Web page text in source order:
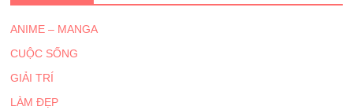
ANIME – MANGA
CUỘC SỐNG
GIẢI TRÍ
LÀM ĐẸP